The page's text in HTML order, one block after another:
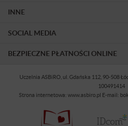
INNE
SOCIAL MEDIA
BEZPIECZNE PŁATNOŚCI ONLINE
Uczelnia ASBiRO, ul. Gdańska 112, 90-508
100491414
Strona internetowa: www.asbiro.pl E-mail: